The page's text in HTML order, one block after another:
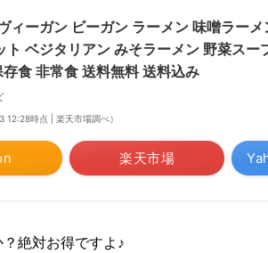
ィーガン ビーガン ラーメン 味噌ラー
ベジタリアン みそラーメン 野菜スー
存食 非常食 送料無料 送料込み
12:28時点 | 楽天市場調べ）
楽天市場
絶対お得ですよ♪